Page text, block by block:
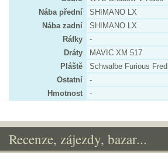
Nába přední
SHIMANO LX
Nába zadní
SHIMANO LX
Ráfky
-
Dráty
MAVIC XM 517
Pláště
Schwalbe Furious Fred
Ostatní
-
Hmotnost
-
Recenze, zájezdy, bazar...